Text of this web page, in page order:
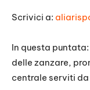
Scrivici a:
In questa
delle zanzare,
centrale serviti da